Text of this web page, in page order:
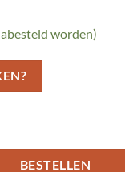
worden)
BESTELLEN